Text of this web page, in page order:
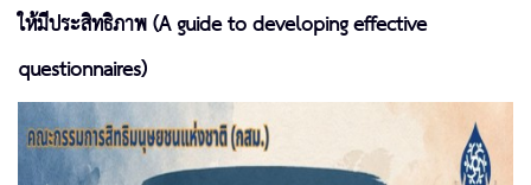
ให้มีประสิทธิภาพ (A guide to developing effective
questionnaires)